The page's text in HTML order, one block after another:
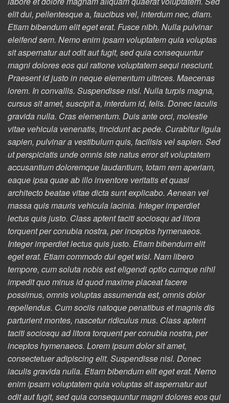
elit dui, pellentesque a, faucibus vel, interdum nec, diam.
Etiam bibendum elit eget erat. Fusce nibh. Nulla pulvinar
eleifend sem. Nemo enim ipsam voluptatem quia voluptas
sit aspernatur aut odit aut fugit, sed quia consequuntur
magni dolores eos qui ratione voluptatem sequi nesciunt.
Praesent id justo in neque elementum ultrices. Maecenas
lorem. In convallis. Suspendisse nisl. Nulla turpis magna,
cursus sit amet, suscipit a, interdum id, felis. Donec iaculis
gravida nulla. Cras elementum. Duis ante orci, molestie
vitae vehicula venenatis, tincidunt ac pede. Curabitur ligula
sapien, pulvinar a vestibulum quis, facilisis vel sapien. Sed
ut perspiciatis unde omnis iste natus error sit voluptatem
accusantium doloremque laudantium, totam rem aperiam,
eaque ipsa quae ab illo inventore veritatis et quasi
architecto beatae vitae dicta sunt explicabo. Aenean vel
massa quis mauris vehicula lacinia. Integer imperdiet
lectus quis justo. Class aptent taciti sociosqu ad litora
torquent per conubia nostra, per inceptos hymenaeos.
Integer imperdiet lectus quis justo. Etiam bibendum elit
eget erat. Etiam commodo dui eget wisi. Nam libero
tempore, cum soluta nobis est eligendi optio cumque nihil
impedit quo minus id quod maxime placeat facere
possimus, omnis voluptas assumenda est, omnis dolor
repellendus. Cum sociis natoque penatibus et magnis dis
parturient montes, nascetur ridiculus mus. Class aptent
taciti sociosqu ad litora torquent per conubia nostra, per
inceptos hymenaeos. Lorem ipsum dolor sit amet,
consectetuer adipiscing elit. Suspendisse nisl. Donec
iaculis gravida nulla. Etiam bibendum elit eget erat. Nemo
enim ipsam voluptatem quia voluptas sit aspernatur aut
odit aut fugit, sed quia consequuntur magni dolores eos qui